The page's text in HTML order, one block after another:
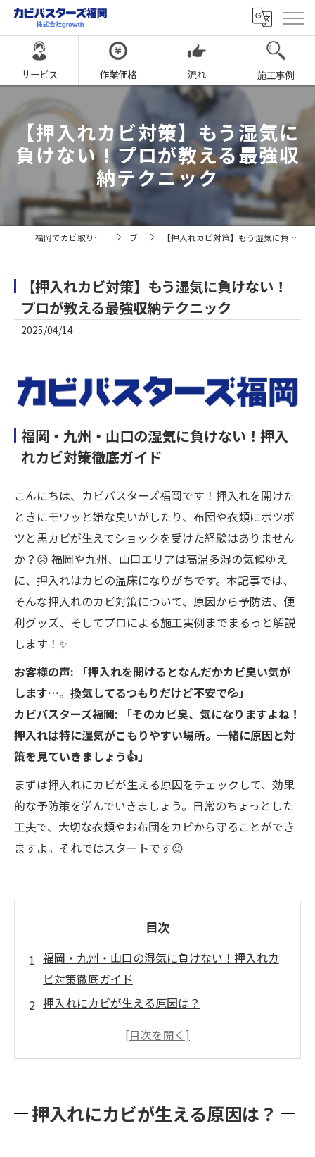
サービス 作業価格 流れ 施工事例
【押入れカビ対策】もう湿気に
負けない！プロが教える最強収
納テクニック
福岡でカビ取りならカビバスターズ福岡 ブログ 【押入れカビ対策】もう湿気に負けない！プロが教える最強収納テクニック
【押入れカビ対策】もう湿気に負けない！
プロが教える最強収納テクニック
2025/04/14
福岡・九州・山口の湿気に負けない！押入
れカビ対策徹底ガイド
こんにちは、カビバスターズ福岡です！押入れを開けた
ときにモワッと嫌な臭いがしたり、布団や衣類にポツポ
ツと黒カビが生えてショックを受けた経験はありません
か？😥 福岡や九州、山口エリアは高温多湿の気候ゆえ
に、押入れはカビの温床になりがちです。本記事では、
そんな押入れのカビ対策について、原因から予防法、便
利グッズ、そしてプロによる施工実例までまるっと解説
します！✨
お客様の声: 「押入れを開けるとなんだかカビ臭い気が
します…。換気してるつもりだけど不安で💦」
カビバスターズ福岡: 「そのカビ臭、気になりますよね！
押入れは特に湿気がこもりやすい場所。一緒に原因と対
策を見ていきましょう👍」
まずは押入れにカビが生える原因をチェックして、効果
的な予防策を学んでいきましょう。日常のちょっとした
工夫で、大切な衣類やお布団をカビから守ることができ
ますよ。それではスタートです😉
目次
福岡・九州・山口の湿気に負けない！押入れカ
ビ対策徹底ガイド
押入れにカビが生える原因は？
日常的にできる押入れカビ予防のコツ
カビ臭を消す方法＆カビ発生時の応急処置
押入れにカビが生える原因は？